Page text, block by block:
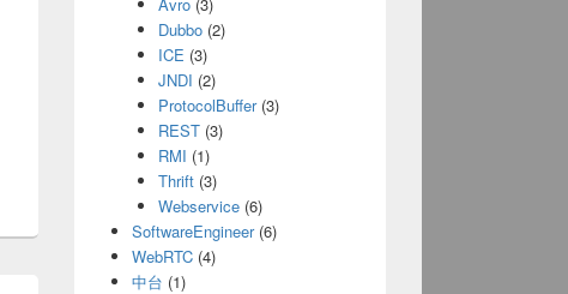
Dubbo (2)
ICE (3)
JNDI (2)
ProtocolBuffer(3)
REST (3)
RMI (1)
Thrift (3)
Webservice (6)
SoftwareEngineer(6)
WebRTC(4)
中台 (1)